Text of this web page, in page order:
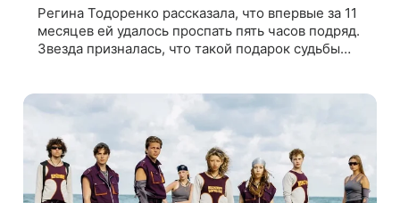
Регина Тодоренко рассказала, что впервые за 11
месяцев ей удалось проспать пять часов подряд.
Звезда призналась, что такой подарок судьбы